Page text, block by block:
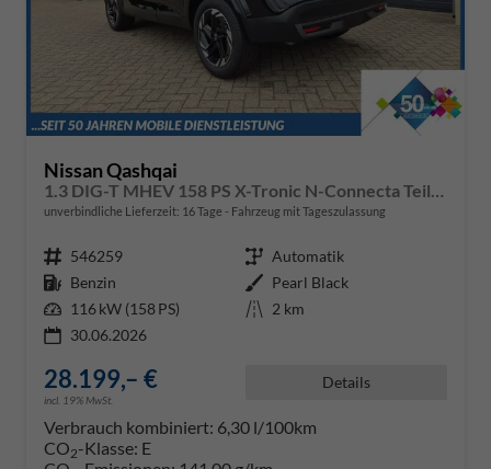
Nissan Qashqai
unverbindliche Lieferzeit: 16 Tage Fahrzeug mit Tageszulassung
Fahrzeugnr. 546259 Getriebe Automatik
Kraftstoff Benzin Außenfarbe Pearl Black
Leistung 116 kW (158 PS) Kilometerstand 2 km
30.06.2026
28.199,– €
incl. 19% MwSt.
Details
Verbrauch kombiniert: 6,30 l/100km
CO2-Klasse: E